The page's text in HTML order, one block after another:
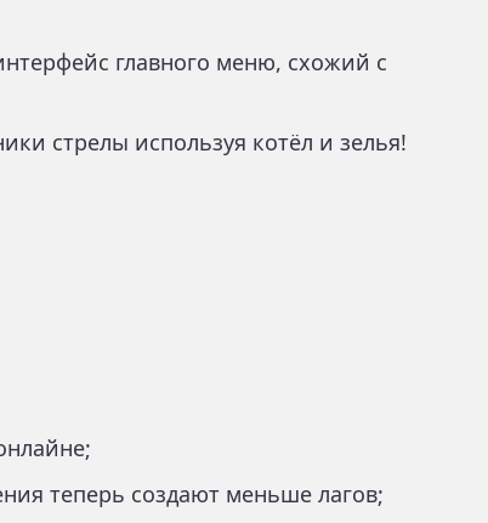
главного меню, схожий с
стрелы используя котёл и зелья!
теперь создают меньше лагов;